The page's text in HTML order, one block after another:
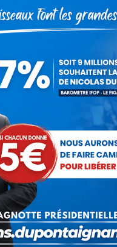
anime à DLF. Nous
redonner sa
et lorsque l’on a la
il arrive que, tel
de DLF
classé
22 novembre 2014